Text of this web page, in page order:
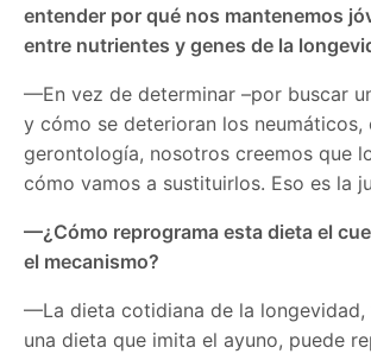
entender por qué nos mantenemos
entre nutrientes y genes de la
—En vez de determinar –por buscar
y cómo se deterioran los neumáticos,
gerontología, nosotros creemos que
cómo vamos a sustituirlos. Eso es la
—¿Cómo reprograma esta dieta el
el mecanismo?
—La dieta cotidiana de la longevidad,
una dieta que imita el ayuno, puede